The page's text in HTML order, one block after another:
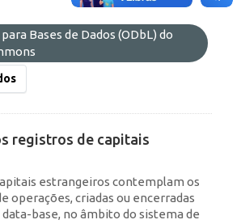
Bases de Dados (ODbL) do
registros de capitais
estrangeiros contemplam os
operações, criadas ou encerradas
base, no âmbito do sistema de